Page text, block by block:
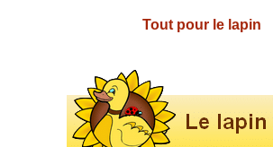
Tout pour le lapin